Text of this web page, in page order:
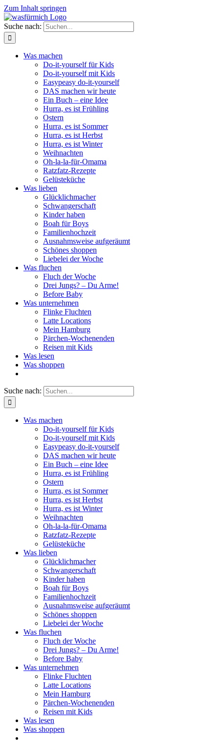
Zum Inhalt springen
Suche nach:
Was machen
Do-it-yourself für Kids
Do-it-yourself mit Kids
Easypeasy do-it-yourself
DAS machen wir heute
Ein Buch – eine Idee
Hurra, es ist Frühling
Ostern
Hurra, es ist Sommer
Hurra, es ist Herbst
Hurra, es ist Winter
Weihnachten
Oh-la-la-für-Omama
Ratzfatz-Rezepte
Gelüsteküche
Was lieben
Glücklichmacher
Schwangerschaft
Kinder haben
Boah für Boys
Familienhochzeit
Ausnahmsweise aufgeräumt
Schönes shoppen
Liebelei der Woche
Was fluchen
Fluch der Woche
Drei Jungs? – Du Arme!
Before Baby
Was unternehmen
Flinke Fluchten
Latte Locations
Mein Hamburg
Pärchen-Wochenenden
Reisen mit Kids
Was lesen
Was shoppen
Suche nach:
Was machen
Do-it-yourself für Kids
Do-it-yourself mit Kids
Easypeasy do-it-yourself
DAS machen wir heute
Ein Buch – eine Idee
Hurra, es ist Frühling
Ostern
Hurra, es ist Sommer
Hurra, es ist Herbst
Hurra, es ist Winter
Weihnachten
Oh-la-la-für-Omama
Ratzfatz-Rezepte
Gelüsteküche
Was lieben
Glücklichmacher
Schwangerschaft
Kinder haben
Boah für Boys
Familienhochzeit
Ausnahmsweise aufgeräumt
Schönes shoppen
Liebelei der Woche
Was fluchen
Fluch der Woche
Drei Jungs? – Du Arme!
Before Baby
Was unternehmen
Flinke Fluchten
Latte Locations
Mein Hamburg
Pärchen-Wochenenden
Reisen mit Kids
Was lesen
Was shoppen